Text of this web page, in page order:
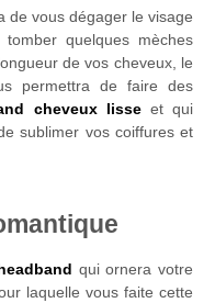
de vous dégager le visage
quelques mèches
de vos cheveux, le
permettra de faire des
cheveux lisseet qui
sublimer vos coiffures et
qui ornera votre
laquelle vous faite cette